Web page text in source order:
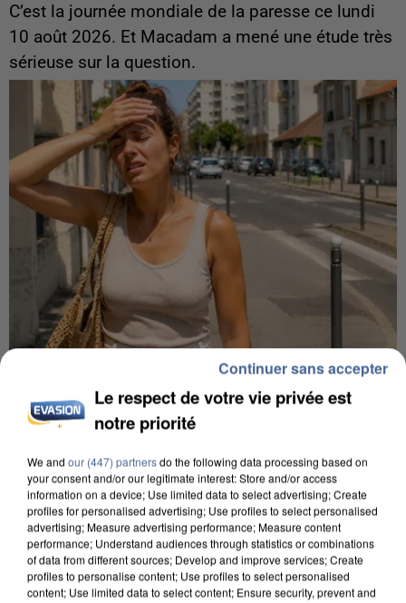
C’est la journée mondiale de la paresse ce lundi
10 août 2026. Et Macadam a mené une étude très
sérieuse sur la question.
Une nouvelle canicule va faire chauffer la France
cette semaine
22 départements sont placés en vigilance orange
dès ce lundi 10 août 2026.
Le respect de votre vie privée est
notre priorité
We and our (447) partnersdo the following data processing based on
your consent and/or our legitimate interest: Store and/or access
information on a device; Use limited data to select advertising; Create
profiles for personalised advertising; Use profiles to select personalised
advertising; Measure advertising performance; Measure content
performance; Understand audiences through statistics or combinations
of data from different sources; Develop and improve services; Create
profiles to personalise content; Use profiles to select personalised
content; Use limited data to select content; Ensure security, prevent and
Continuer sans accepter